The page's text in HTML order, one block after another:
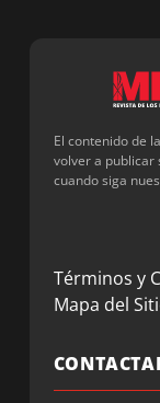
El contenido de
volver a publicar
cuando siga
Términos y
Mapa del